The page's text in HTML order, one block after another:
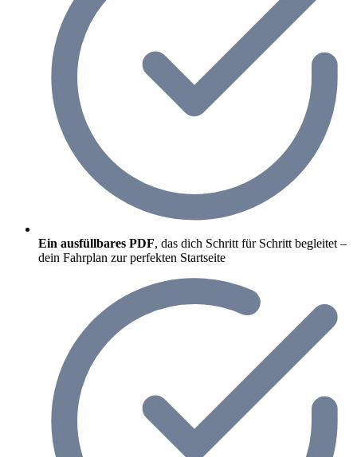
Ein ausfüllbares PDF, das dich Schritt für Schritt begleitet –
dein Fahrplan zur perfekten Startseite